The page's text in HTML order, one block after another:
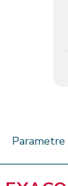
Parametre